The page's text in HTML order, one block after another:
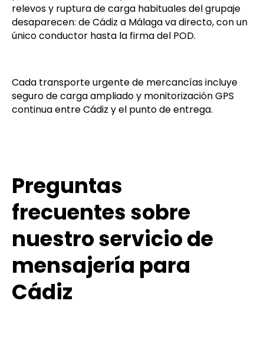
relevos y ruptura de carga habituales del grupaje
desaparecen: de Cádiz a Málaga va directo, con un
único conductor hasta la firma del POD.
Cada transporte urgente de mercancías incluye
seguro de carga ampliado y monitorización GPS
continua entre Cádiz y el punto de entrega.
Preguntas
frecuentes sobre
nuestro servicio de
mensajería para
Cádiz